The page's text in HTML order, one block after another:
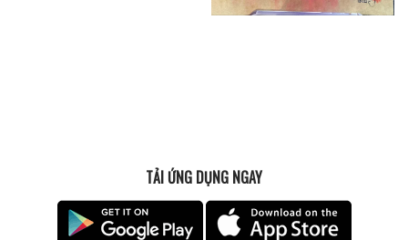
TẢI ỨNG DỤNG NGAY